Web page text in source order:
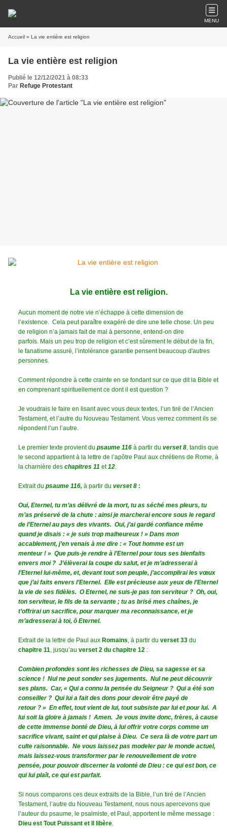
MENU
Accueil » La vie entière est religion
La vie entière est religion
Publié le 12/12/2021 à 08:33
Par Refuge Protestant
La vie entière est religion.
Aucun moment de notre vie n’échappe à cette dimension de
l’existence. Cela peut paraître exagéré de dire une telle chose. Un peu
de religion n’a jamais fait de mal à personne, entend-on dire
parfois. Mais un peu trop de religion et c’est sûrement le début de la fin,
le fanatisme assuré, l’intolérance garantie pensent beaucoup d'autres
personnes.
Comment répondre à cette crainte en se fondant sur ce que dit la Bible et
en comprenant spirituellement ce dont il est question ?
Je voudrais le faire en lisant avec vous deux textes, l’un tiré de l’Ancien
Testament, et l’autre du Nouveau Testament. Vous verrez comment ils se
répondent l’un l’autre.
Le premier texte provient du psaume 116 à partir du verset 8, tandis que
le second appartient à la lettre de l’apôtre Paul aux chrétiens de Rome, à
la charnière des chapitres 11 et12.
Extrait du psaume 116, à partir du verset 8 :
Oui, Eternel, tu m’as délivré de la mort, tu as séché mes pleurs, tu
m’as préservé de la chute : ainsi je marcherai encore sous le regard
de l’Eternel au pays des vivants. Oui, j’ai gardé confiance même
quand je disais : « je suis trop malheureux ! » Dans mon
accablement, j’en venais à me dire : « Tout homme est un
menteur ! » Que puis-je rendre à l’Eternel pour tous ses bienfaits
envers moi ? J’élèverai la coupe du salut, et je m’adresserai à
l’Eternel lui-même, et, devant tout son peuple, j’accomplirai les vœux
que j’ai faits envers l’Eternel. Elle est précieuse aux yeux de l’Eternel
la vie de ses fidèles. O Eternel, ne suis-je pas ton serviteur ? Oh, oui,
ton serviteur, le fils de ta servante ; tu as brisé mes chaînes, je
t’offrirai un sacrifice, pour marquer ma reconnaissance, et je
m’adresserai à toi, ô Eternel.
Extrait de la lettre de Paul aux Romains, à partir du verset 33 du
chapitre 11, jusqu’au verset 2 du chapitre 12 :
Combien profondes sont les richesses de Dieu, sa sagesse et sa
science ! Nul ne peut sonder ses jugements. Nul ne peut découvrir
ses plans. Car, « Qui a connu la pensée du Seigneur ? Qui a été son
conseiller ? Qui lui a fait des dons pour devoir être payé de
retour ? » En effet, tout vient de lui, tout subsiste par lui et pour lui. A
lui soit la gloire à jamais ! Amen. Je vous invite donc, frères, à cause
de cette immense bonté de Dieu, à lui offrir votre corps comme un
sacrifice vivant, saint et qui plaise à Dieu. Ce sera là de votre part un
culte raisonnable. Ne vous laissez pas modeler par le monde actuel,
mais laissez-vous transformer par le renouvellement de votre
pensée, pour pouvoir discerner la volonté de Dieu : ce qui est bon, ce
qui lui plaît, ce qui est parfait.
Si nous comparons ces deux extraits de la Bible, l’un tiré de l’Ancien
Testament, l’autre du Nouveau Testament, nous nous apercevons que
l’auteur du psaume, le psalmiste, et Paul, apportent le même message :
Dieu est Tout Puissant et Il libère.